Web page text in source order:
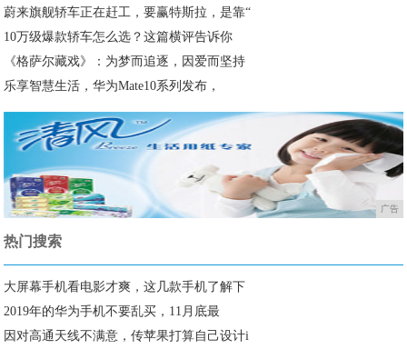
蔚来旗舰轿车正在赶工，要赢特斯拉，是靠“
10万级爆款轿车怎么选？这篇横评告诉你
《格萨尔藏戏》：为梦而追逐，因爱而坚持
乐享智慧生活，华为Mate10系列发布，
广告
热门搜索
大屏幕手机看电影才爽，这几款手机了解下
2019年的华为手机不要乱买，11月底最
因对高通天线不满意，传苹果打算自己设计i